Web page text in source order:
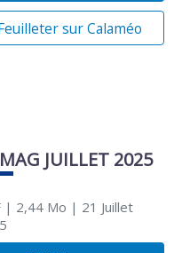
sur Calaméo
JUILLET 2025
| 2,44 Mo | 21 Juillet